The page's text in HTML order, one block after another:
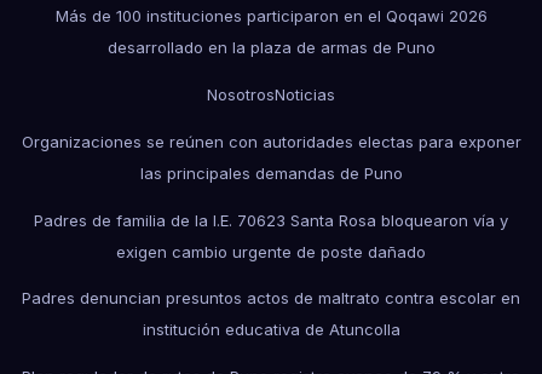
Más de 100 instituciones participaron en el Qoqawi 2026
desarrollado en la plaza de armas de Puno
NosotrosNoticias
Organizaciones se reúnen con autoridades electas para exponer
las principales demandas de Puno
Padres de familia de la I.E. 70623 Santa Rosa bloquearon vía y
exigen cambio urgente de poste dañado
Padres denuncian presuntos actos de maltrato contra escolar en
institución educativa de Atuncolla